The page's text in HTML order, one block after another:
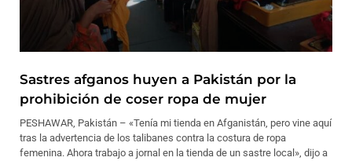
Sastres afganos huyen a Pakistán por la
prohibición de coser ropa de mujer
PESHAWAR, Pakistán – «Tenía mi tienda en Afganistán, pero vine aquí
tras la advertencia de los talibanes contra la costura de ropa
femenina. Ahora trabajo a jornal en la tienda de un sastre local», dijo a